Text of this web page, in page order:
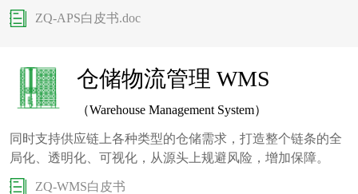
监测平台，对物料库存、设备状态等关键信 息精准掌控。
ZQ-APS白皮书.doc
仓储物流管理 WMS
（Warehouse Management System）
同时支持供应链上各种类型的仓储需求，打造整个链条的全
局化、透明化、可视化，从源头上规避风险，增加保障。
ZQ-WMS白皮书